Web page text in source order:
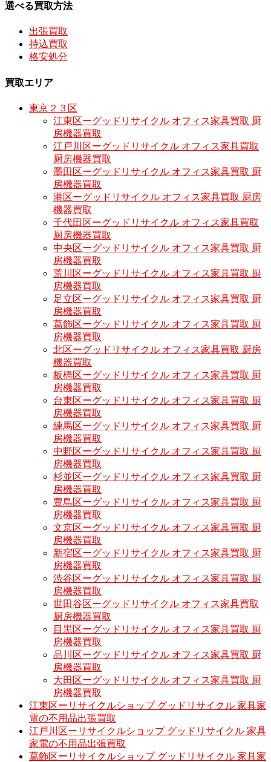
選べる買取方法
出張買取
持込買取
格安処分
買取エリア
東京２３区
江東区ーグッドリサイクル オフィス家具買取 厨
房機器買取
江戸川区ーグッドリサイクル オフィス家具買取
厨房機器買取
墨田区ーグッドリサイクル オフィス家具買取 厨
房機器買取
港区ーグッドリサイクル オフィス家具買取 厨房
機器買取
千代田区ーグッドリサイクル オフィス家具買取
厨房機器買取
中央区ーグッドリサイクル オフィス家具買取 厨
房機器買取
荒川区ーグッドリサイクル オフィス家具買取 厨
房機器買取
足立区ーグッドリサイクル オフィス家具買取 厨
房機器買取
葛飾区ーグッドリサイクル オフィス家具買取 厨
房機器買取
北区ーグッドリサイクル オフィス家具買取 厨房
機器買取
板橋区ーグッドリサイクル オフィス家具買取 厨
房機器買取
台東区ーグッドリサイクル オフィス家具買取 厨
房機器買取
練馬区ーグッドリサイクル オフィス家具買取 厨
房機器買取
中野区ーグッドリサイクル オフィス家具買取 厨
房機器買取
杉並区ーグッドリサイクル オフィス家具買取 厨
房機器買取
豊島区ーグッドリサイクル オフィス家具買取 厨
房機器買取
文京区ーグッドリサイクル オフィス家具買取 厨
房機器買取
新宿区ーグッドリサイクル オフィス家具買取 厨
房機器買取
渋谷区ーグッドリサイクル オフィス家具買取 厨
房機器買取
世田谷区ーグッドリサイクル オフィス家具買取
厨房機器買取
目黒区ーグッドリサイクル オフィス家具買取 厨
房機器買取
品川区ーグッドリサイクル オフィス家具買取 厨
房機器買取
大田区ーグッドリサイクル オフィス家具買取 厨
房機器買取
江東区ーリサイクルショップ グッドリサイクル 家具家
電の不用品出張買取
江戸川区ーリサイクルショップ グッドリサイクル 家具
家電の不用品出張買取
葛飾区ーリサイクルショップ グッドリサイクル 家具家